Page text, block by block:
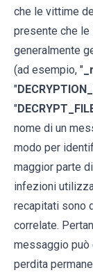
che le vittime
presente che
generalmente
(ad esempio, "
"
"
nome di un
modo per
maggior parte
infezioni
recapitati sono
correlate.
messaggio può
perdita